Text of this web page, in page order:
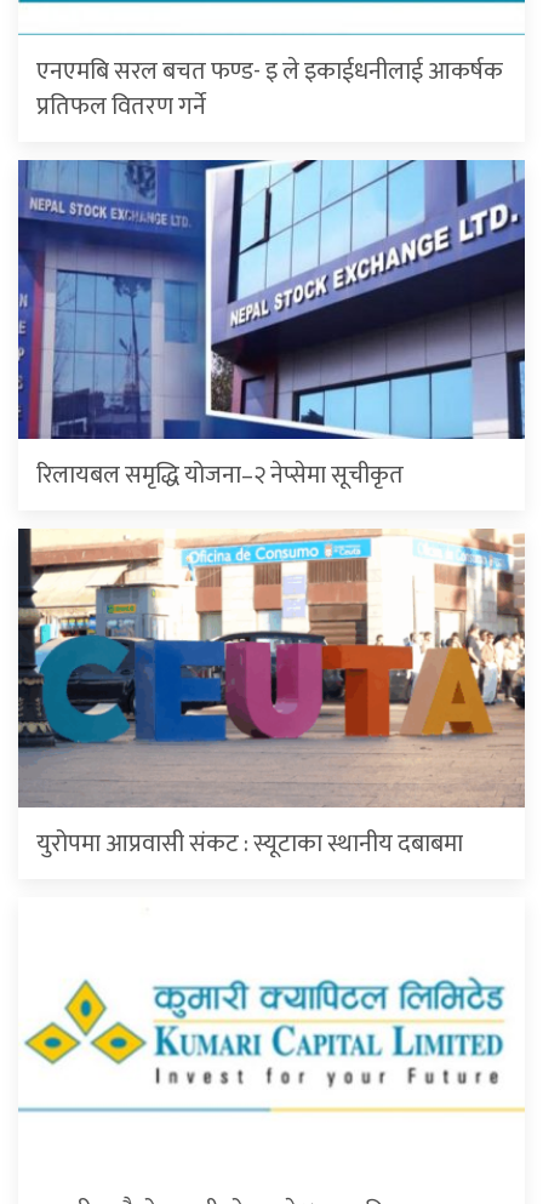
एनएमबि सरल बचत फण्ड- इ ले इकाईधनीलाई आकर्षक
प्रतिफल वितरण गर्ने
रिलायबल समृद्धि योजना–२ नेप्सेमा सूचीकृत
युरोपमा आप्रवासी संकट : स्यूटाका स्थानीय दबाबमा